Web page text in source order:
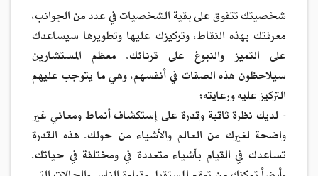
شخصيتك تتفوق على بقية الشخصيات في عدد من الجوانب،
معرفتك بهذه النقاط، وتركيزك عليها وتطويرها سيساعدك
على التميز والنبوغ على قرنائك. معظم المستشارين
سيلاحظون هذه الصفات في أنفسهم، وهي ما يتوجب عليهم
التركيز عليه ورعايته:
- لديك نظرة ثاقبة وقدرة على إستكشاف أنماط ومعاني غير
واضحة لغيرك من العالم والأشياء من حولك. هذه القدرة
تساعدك في القيام بأشياء متعددة في ومختلفة في حياتك.